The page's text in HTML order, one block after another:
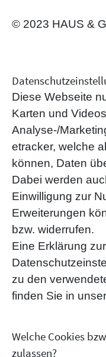
© 2023 HAUS &
Diese Webseite
Karten und
Analyse-/
etracker, welche
können, Daten
Dabei werden
Einwilligung zur
Erweiterungen
bzw. widerrufen.
Eine Erklärung
zu den
finden Sie in
Welche Cookies
zulassen?